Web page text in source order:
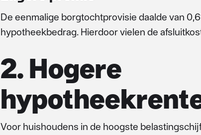
De eenmalige borgtochtprovisie daalde van
hypotheekbedrag. Hierdoor vielen de
2. Hogere
Voor huishoudens in de hoogste